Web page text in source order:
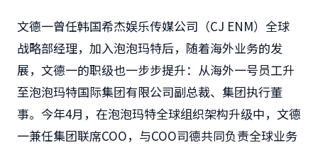
文德一曾任韩国希杰娱乐传媒公司（CJ ENM）全球
战略部经理，加入泡泡玛特后，随着海外业务的发
展，文德一的职级也一步步提升：从海外一号员工升
至泡泡玛特国际集团有限公司副总裁、集团执行董
事。今年4月，在泡泡玛特全球组织架构升级中，文德
一兼任集团联席COO，与COO司德共同负责全球业务